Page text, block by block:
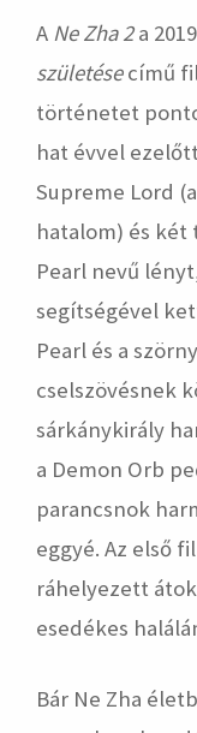
A Ne Zha 2a
születésecímű
történetet
hat évvel
Supreme Lord
hatalom) és két
Pearl nevű
segítségével
Pearl és a
cselszövésnek
sárkánykirály
a Demon Orb
parancsnok
eggyé. Az első
ráhelyezett
esedékes
Bár Ne Zha